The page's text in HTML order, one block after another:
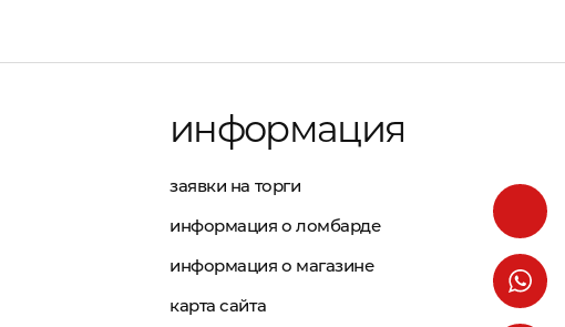
информация
заявки на торги
информация о ломбарде
информация о магазине
карта сайта